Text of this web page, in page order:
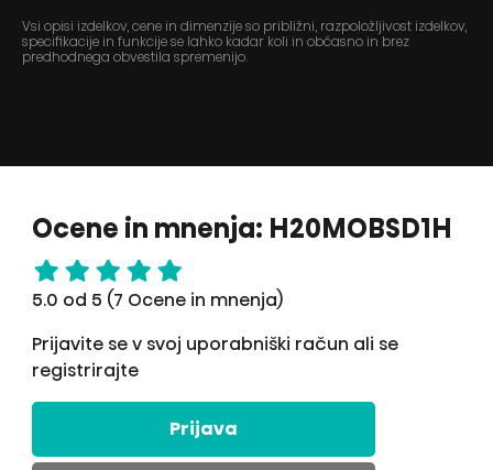
Vsi opisi izdelkov, cene in dimenzije so približni, razpoložljivost izdelkov,
specifikacije in funkcije se lahko kadar koli in občasno in brez
predhodnega obvestila spremenijo.
Ocene in mnenja: H20MOBSD1H
5.0 od 5 (7 Ocene in mnenja)
Prijavite se v svoj uporabniški račun ali se
registrirajte
Prijava